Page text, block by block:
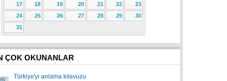
17
18 19 20 21 22
23
24
25 26 27 28 29
30
31
ÇOK OKUNANLAR
Türkiye'yi anlama kılavuzu